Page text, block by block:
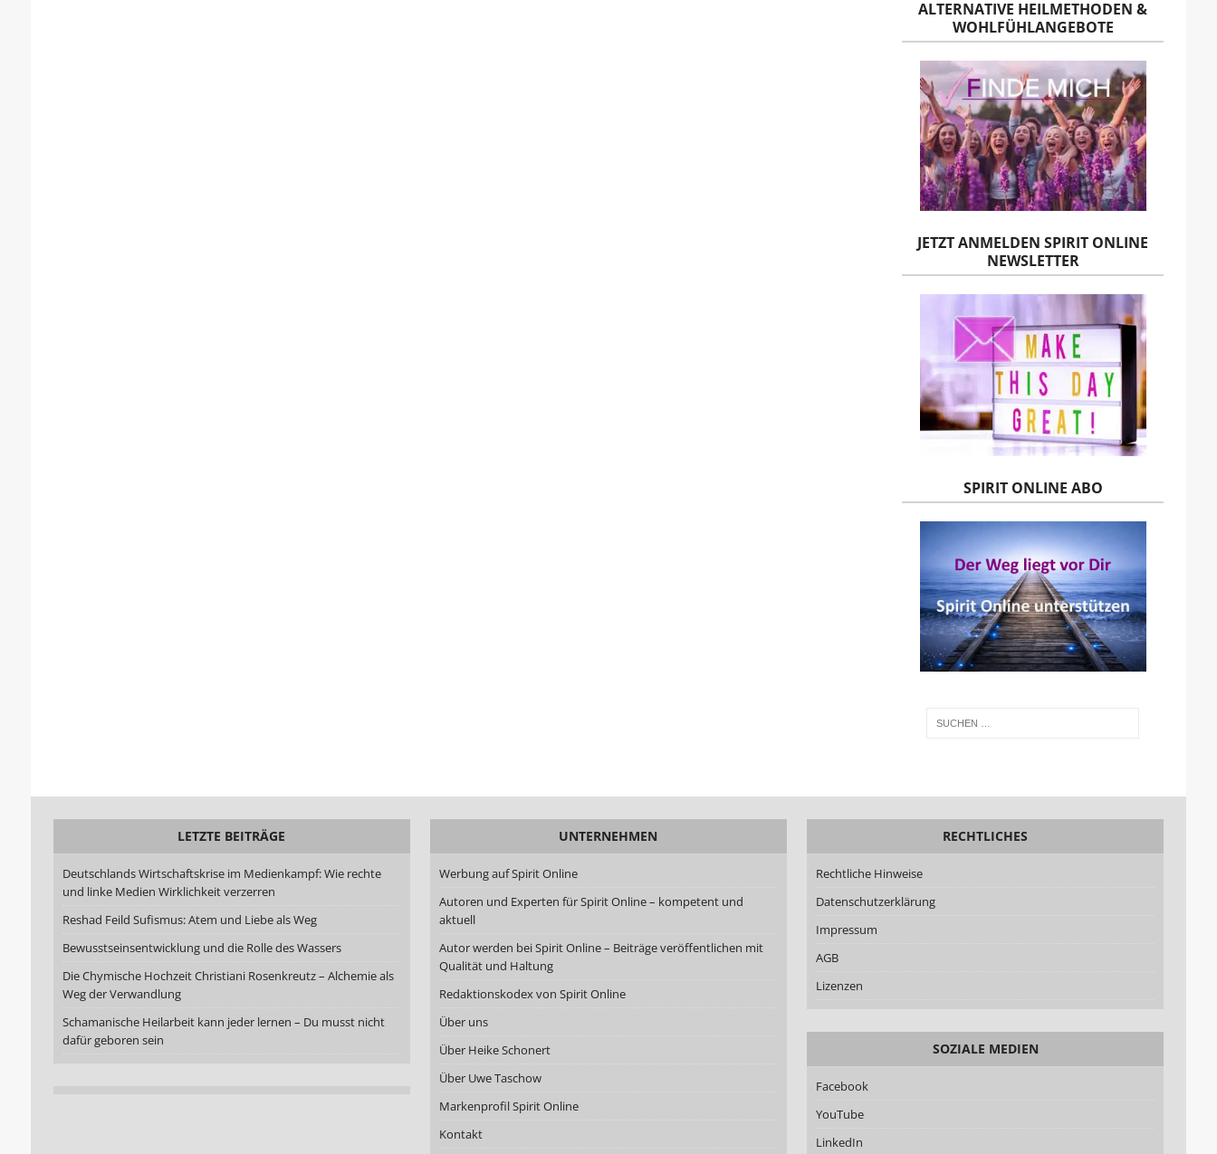
ALTERNATIVE HEILMETHODEN &
WOHLFÜHLANGEBOTE
JETZT ANMELDEN SPIRIT ONLINE
NEWSLETTER
SPIRIT ONLINE ABO
LETZTE BEITRÄGE
Deutschlands Wirtschaftskrise im Medienkampf: Wie rechte
und linke Medien Wirklichkeit verzerren
Reshad Feild Sufismus: Atem und Liebe als Weg
Bewusstseinsentwicklung und die Rolle des Wassers
Die Chymische Hochzeit Christiani Rosenkreutz – Alchemie als
Weg der Verwandlung
Schamanische Heilarbeit kann jeder lernen – Du musst nicht
dafür geboren sein
UNTERNEHMEN
Werbung auf Spirit Online
Autoren und Experten für Spirit Online – kompetent und
aktuell
Autor werden bei Spirit Online – Beiträge veröffentlichen mit
Qualität und Haltung
Redaktionskodex von Spirit Online
Über uns
Über Heike Schonert
Über Uwe Taschow
Markenprofil Spirit Online
Kontakt
RECHTLICHES
Rechtliche Hinweise
Datenschutzerklärung
Impressum
AGB
Lizenzen
SOZIALE MEDIEN
Facebook
YouTube
LinkedIn